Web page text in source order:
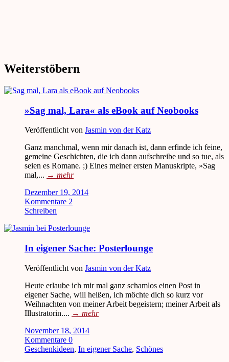
Weiterstöbern
»Sag mal, Lara« als eBook auf Neobooks
Veröffentlicht von Jasmin von der Katz
Ganz manchmal, wenn mir danach ist, dann erfinde ich feine,
gemeine Geschichten, die ich dann aufschreibe und so tue, als
seien es Romane. ;) Eines meiner ersten Manuskripte, »Sag
mal,... → mehr
Dezember 19, 2014
Kommentare 2
Schreiben
In eigener Sache: Posterlounge
Veröffentlicht von Jasmin von der Katz
Heute erlaube ich mir mal ganz schamlos einen Post in
eigener Sache, will heißen, ich möchte dich so kurz vor
Weihnachten von meiner Arbeit begeistern; meiner Arbeit als
Illustratorin.... → mehr
November 18, 2014
Kommentare 0
Geschenkideen, In eigener Sache, Schönes